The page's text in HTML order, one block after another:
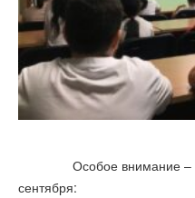
Особое внимание –
сентября: